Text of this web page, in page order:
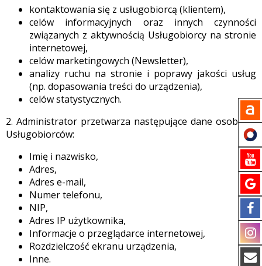
kontaktowania się z usługobiorcą (klientem),
celów informacyjnych oraz innych czynności
związanych z aktywnością Usługobiorcy na stronie
internetowej,
celów marketingowych (Newsletter),
analizy ruchu na stronie i poprawy jakości usług
(np. dopasowania treści do urządzenia),
celów statystycznych.
2. Administrator przetwarza następujące dane osobowe
Usługobiorców:
Imię i nazwisko,
Adres,
Adres e-mail,
Numer telefonu,
NIP,
Adres IP użytkownika,
Informacje o przeglądarce internetowej,
Rozdzielczość ekranu urządzenia,
Inne.